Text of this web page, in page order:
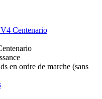
Centenario
en ordre de marche (sans